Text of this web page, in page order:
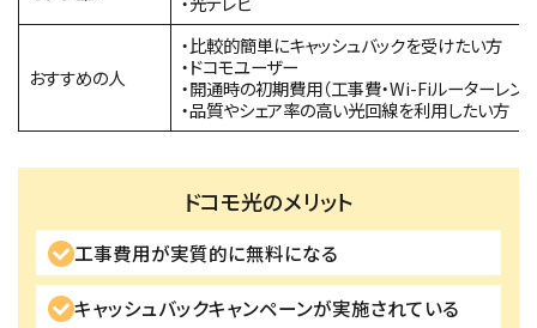
おすすめの人
・比較的簡単にキャッシュバックを受けたい方
・ドコモユーザー
・開通時の初期費用（工事費・Wi-Fiルーターレン
・品質やシェア率の高い光回線を利用したい方
ドコモ光のメリット
工事費用が実質的に無料になる
キャッシュバックキャンペーンが実施されている